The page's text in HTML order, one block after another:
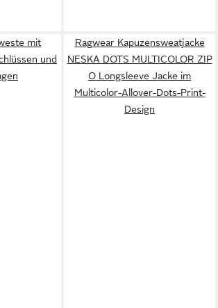
mit
und
Ragwear Kapuzensweatjacke
NESKA DOTS MULTICOLOR ZIP
O Longsleeve Jacke im
Multicolor-Allover-Dots-Print-
Design